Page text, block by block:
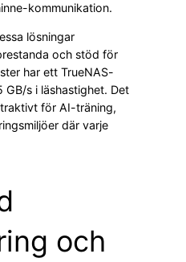
kommunikation.
lösningar
och stöd för
har ett TrueNAS-
s i läshastighet. Det
för AI-träning,
där varje
och